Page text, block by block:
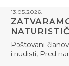
13.05.2026.
Poštovani
i nudisti, Pred